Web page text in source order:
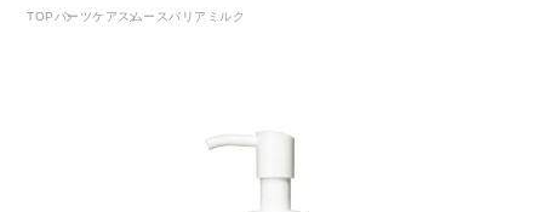
TOP パーツケア スムースバリアミルク